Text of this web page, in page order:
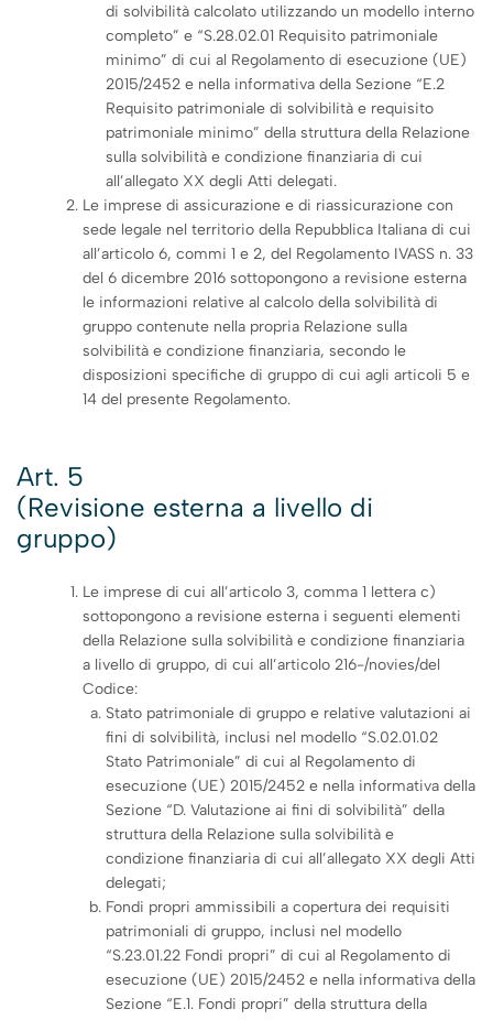
di solvibilità calcolato utilizzando un modello interno
completo” e “S.28.02.01 Requisito patrimoniale
minimo” di cui al Regolamento di esecuzione (UE)
2015/2452 e nella informativa della Sezione “E.2
Requisito patrimoniale di solvibilità e requisito
patrimoniale minimo” della struttura della Relazione
sulla solvibilità e condizione finanziaria di cui
all’allegato XX degli Atti delegati.
Le imprese di assicurazione e di riassicurazione con
sede legale nel territorio della Repubblica Italiana di cui
all’articolo 6, commi 1 e 2, del Regolamento IVASS n. 33
del 6 dicembre 2016 sottopongono a revisione esterna
le informazioni relative al calcolo della solvibilità di
gruppo contenute nella propria Relazione sulla
solvibilità e condizione finanziaria, secondo le
disposizioni specifiche di gruppo di cui agli articoli 5 e
14 del presente Regolamento.
Art. 5
(Revisione esterna a livello di
gruppo)
Le imprese di cui all’articolo 3, comma 1 lettera c)
sottopongono a revisione esterna i seguenti elementi
della Relazione sulla solvibilità e condizione finanziaria
a livello di gruppo, di cui all’articolo 216-/novies/del
Codice:
Stato patrimoniale di gruppo e relative valutazioni ai
fini di solvibilità, inclusi nel modello “S.02.01.02
Stato Patrimoniale” di cui al Regolamento di
esecuzione (UE) 2015/2452 e nella informativa della
Sezione “D. Valutazione ai fini di solvibilità” della
struttura della Relazione sulla solvibilità e
condizione finanziaria di cui all’allegato XX degli Atti
delegati;
Fondi propri ammissibili a copertura dei requisiti
patrimoniali di gruppo, inclusi nel modello
“S.23.01.22 Fondi propri” di cui al Regolamento di
esecuzione (UE) 2015/2452 e nella informativa della
Sezione “E.1. Fondi propri” della struttura della